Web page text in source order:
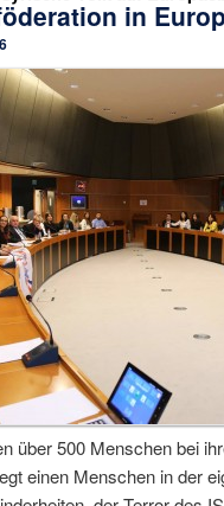
in
über 500 Menschen bei
einen Menschen in der